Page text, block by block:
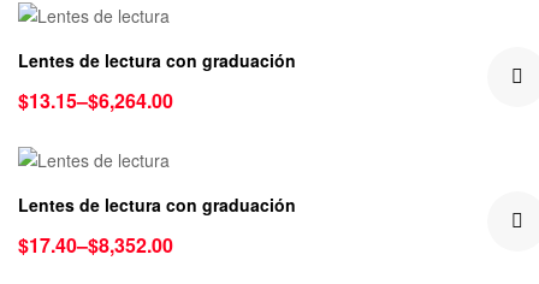
Lentes de lectura con graduación
$13.15–$6,264.00
Lentes de lectura con graduación
$17.40–$8,352.00